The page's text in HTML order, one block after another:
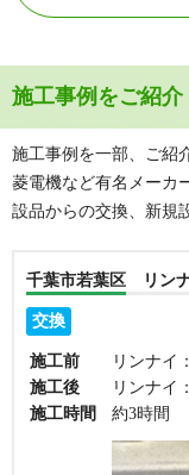
施工事例をご紹介
施工事例を一部、ご紹
菱電機など有名メーカ
設品からの交換、新規
千葉市若葉区 リン
交換
施工前
リンナイ
施工後
リンナイ
施工時間
約3時間